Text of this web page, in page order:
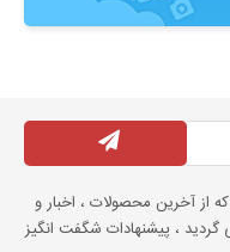
از آخرین محصولات ، اخبار و
، پیشنهادات شگفت انگیز